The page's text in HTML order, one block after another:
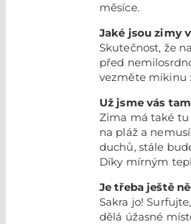
měsíce.
Jaké jsou zimy
Skutečnost, že
před
vezměte mikinu
Už jsme vás
Zima má také tu
na pláž a
duchů, stále
Díky mírným
Je třeba ještě
Sakra jo!
dělá úžasné